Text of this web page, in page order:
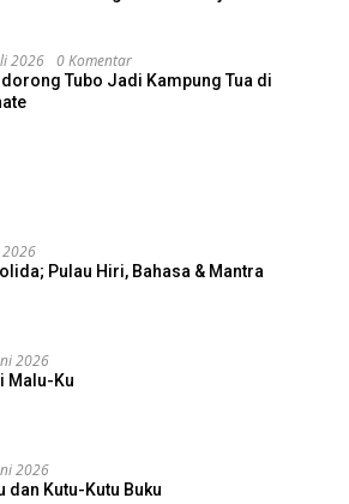
2026 0 Komentar
Tubo Jadi Kampung Tua di
2026
Pulau Hiri, Bahasa & Mantra
2026
Malu-Ku
2026
dan Kutu-Kutu Buku